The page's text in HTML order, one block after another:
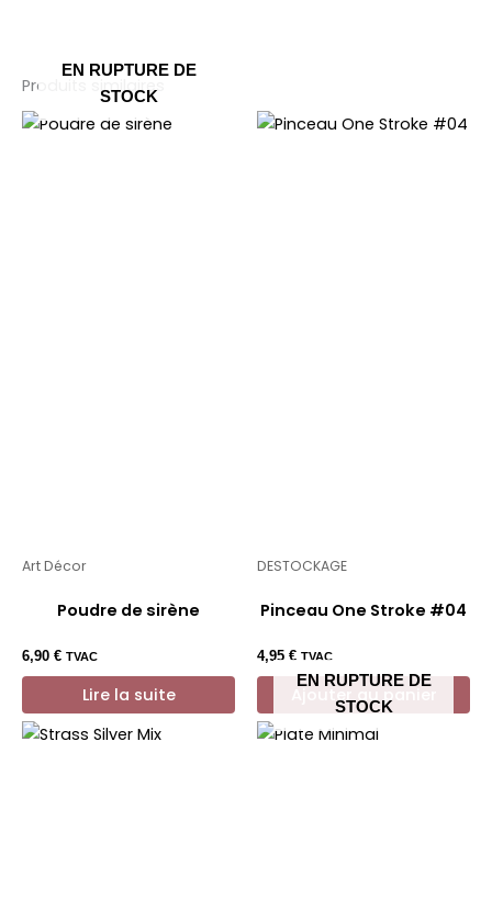
Produits similaires
EN RUPTURE DE
STOCK
Art Décor
Poudre de sirène
6,90 € TVAC
Lire la suite
DESTOCKAGE
Pinceau One Stroke #04
4,95 € TVAC
EN RUPTURE DE
STOCK